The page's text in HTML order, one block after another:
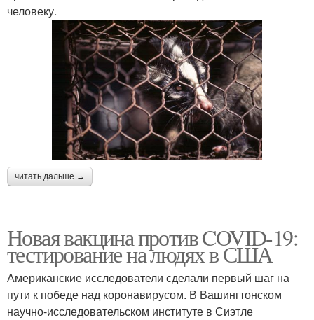
человеку.
читать дальше →
Новая вакцина против COVID-19:
тестирование на людях в США
Американские исследователи сделали первый шаг на
пути к победе над коронавирусом. В Вашингтонском
научно-исследовательском институте в Сиэтле